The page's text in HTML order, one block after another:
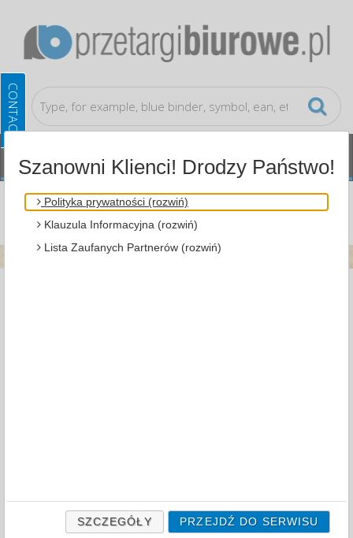
Blog
Szanowni Klienci! Drodzy Państwo!
Polityka prywatności (rozwiń)
Klauzula Informacyjna (rozwiń)
Lista Zaufanych Partnerów (rozwiń)
SZCZEGÓŁY PRZEJDŹ DO SERWISU